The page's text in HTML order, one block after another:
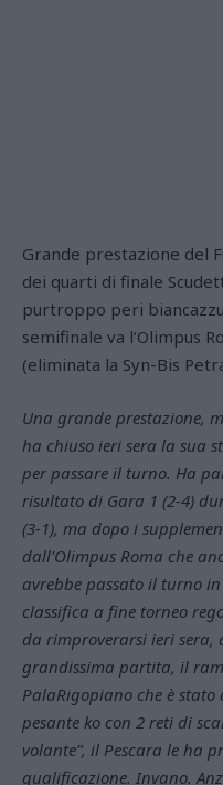
Grande prestazione del
dei quarti di finale
purtroppo peri
semifinale va l’Olimpus
(eliminata la Syn-Bis
Una grande prestazione,
ha chiuso ieri sera la sua
per passare il turno. Ha
risultato di Gara 1 (2-4)
(3-1), ma dopo i
dall'Olimpus Roma che
avrebbe passato il turno
classifica a fine torneo
da rimproverarsi ieri sera,
grandissima partita, il
PalaRigopiano che è
pesante ko con 2 reti di
volante”, il Pescara le ha
qualificazione. Invano.